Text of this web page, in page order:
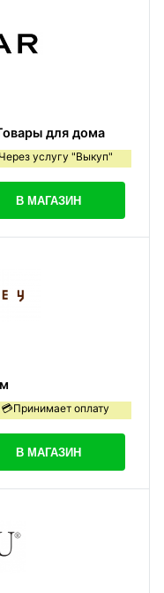
для дома
Через услугу "Выкуп"
В МАГАЗИН
💳Принимает оплату
В МАГАЗИН